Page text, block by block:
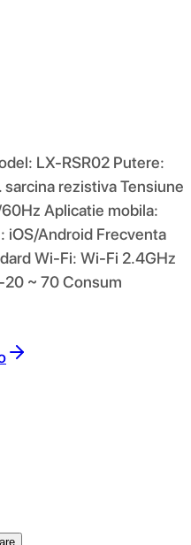
LX-RSR02 Putere:
rezistiva Tensiune
Aplicatie mobila:
iOS/Android Frecventa
Wi-Fi: Wi-Fi 2.4GHz
20 ~ 70 Consum